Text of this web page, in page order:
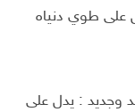
على طوي دنياه
وجديد : يدل على